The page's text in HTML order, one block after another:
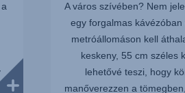
A város szívében? Nem
egy forgalmas kávézóban
metróállomáson kell
keskeny, 55 cm széles
lehetővé teszi, hogy
manőverezzen a